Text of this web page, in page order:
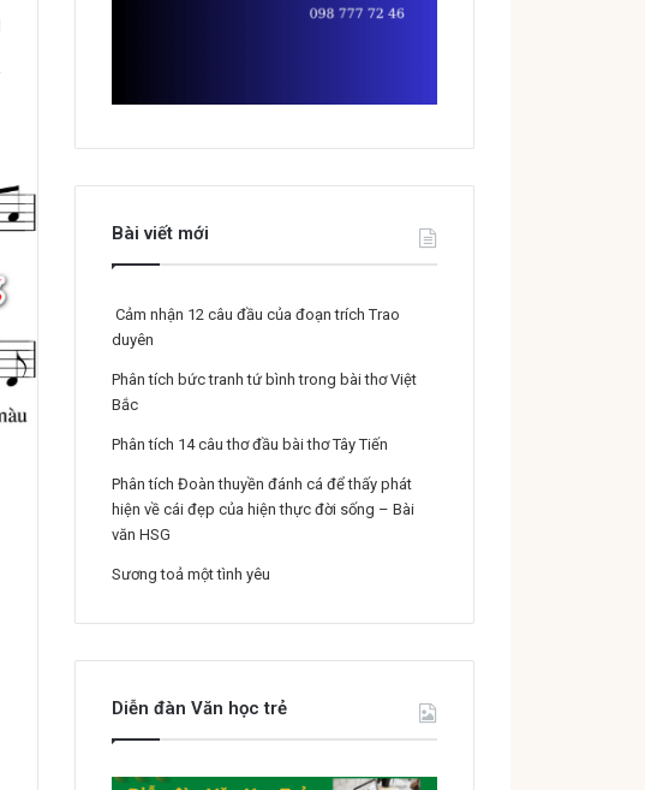
Bài viết mới
Cảm nhận 12 câu đầu của đoạn trích Trao
duyên
Phân tích bức tranh tứ bình trong bài thơ Việt
Bắc
Phân tích 14 câu thơ đầu bài thơ Tây Tiến
Phân tích Đoàn thuyền đánh cá để thấy phát
hiện về cái đẹp của hiện thực đời sống – Bài
văn HSG
Sương toả một tình yêu
Diễn đàn Văn học trẻ